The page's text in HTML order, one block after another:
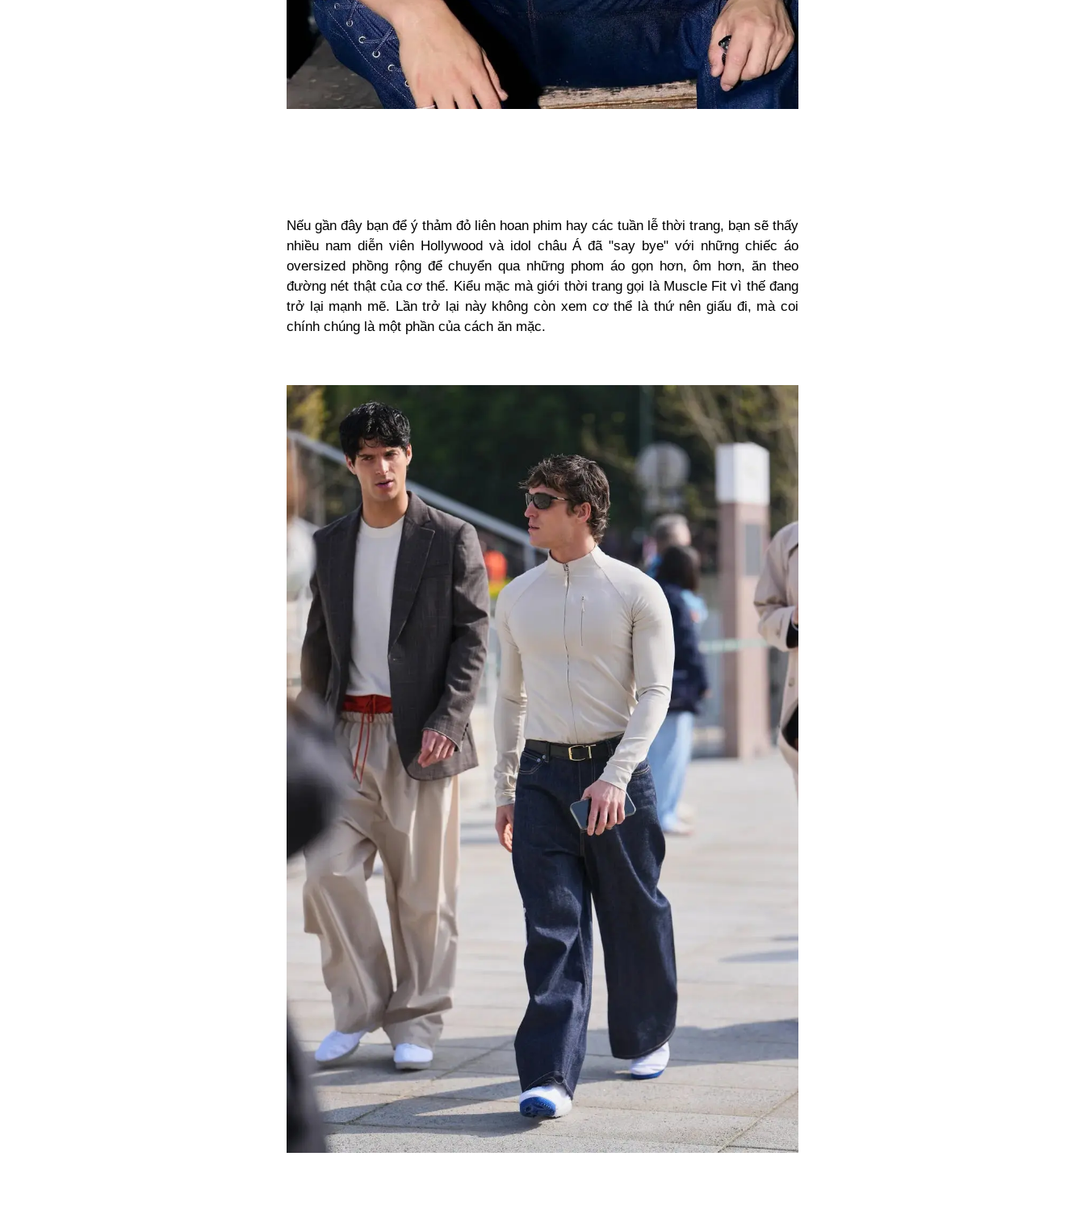
Nếu gần đây bạn để ý thảm đỏ liên hoan phim hay các tuần lễ thời trang, bạn sẽ thấy
nhiều nam diễn viên Hollywood và idol châu Á đã "say bye" với những chiếc áo
oversized phồng rộng để chuyển qua những phom áo gọn hơn, ôm hơn, ăn theo
đường nét thật của cơ thể. Kiểu mặc mà giới thời trang gọi là Muscle Fit vì thế đang
trở lại mạnh mẽ. Lần trở lại này không còn xem cơ thể là thứ nên giấu đi, mà coi
chính chúng là một phần của cách ăn mặc.